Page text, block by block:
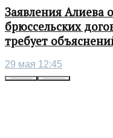
Заявления Алиева
брюссельских
требует
29 мая 12:45